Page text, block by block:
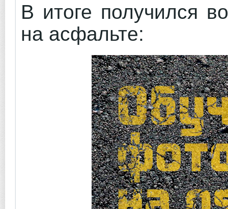
В итоге получился
на асфальте: